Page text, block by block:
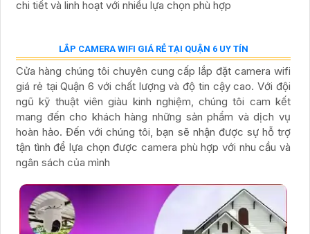
Báo giá Camera Keeper chính hãng là sự lựa chọn hoàn
hàng của bạn. Với chất lượng đảm bảo, giá cả phải chăng
và dịch vụ hỗ trợ tận tình, Camera Keeper mang đến sự an
tâm tuyệt đối cho người sử dụng. Đừng chần chừ, hãy liên
hệ với chúng tôi ngay để nhận được báo giá chi tiết và tư
vấn tốt nhất